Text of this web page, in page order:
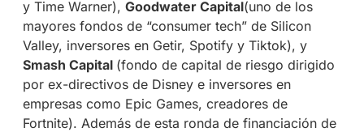
y Time Warner), Goodwater Capital(uno de los
mayores fondos de “consumer tech” de Silicon
Valley, inversores en Getir, Spotify y Tiktok), y
Smash Capital (fondo de capital de riesgo dirigido
por ex-directivos de Disney e inversores en
empresas como Epic Games, creadores de
Fortnite). Además de esta ronda de financiación de